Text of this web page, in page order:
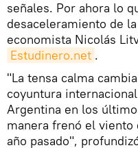
señales. Por ahora lo
desaceleramiento de
economista Nicolás
Estudinero.net .
"La tensa calma
coyuntura
Argentina en los
manera frenó el
año pasado",